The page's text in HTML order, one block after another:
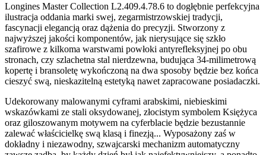
Longines Master Collection L2.409.4.78.6 to dogłębnie perfekcyjna
ilustracja oddania marki swej, zegarmistrzowskiej tradycji,
fascynacji elegancją oraz dążenia do precyzji. Stworzony z
najwyższej jakości komponentów, jak nierysujące się szkło
szafirowe z kilkoma warstwami powłoki antyrefleksyjnej po obu
stronach, czy szlachetna stal nierdzewna, budująca 34-milimetrową
kopertę i bransoletę wykończoną na dwa sposoby będzie bez końca
cieszyć swą, nieskazitelną estetyką nawet zapracowane posiadaczki.
Udekorowany malowanymi cyframi arabskimi, niebieskimi
wskazówkami ze stali oksydowanej, złocistym symbolem Księżyca
oraz giloszowanym motywem na cyferblacie będzie bezustannie
zalewać właścicielkę swą klasą i finezją... Wyposażony zaś w
dokładny i niezawodny, szwajcarski mechanizm automatyczny